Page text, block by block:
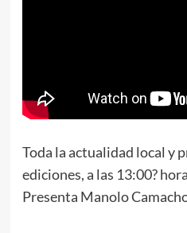
Toda la actualidad local y
ediciones, a las 13:00?
Presenta Manolo